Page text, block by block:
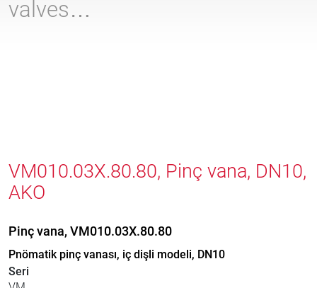
valves…
VM010.03X.80.80, Pinç vana, DN10,
AKO
Pinç vana, VM010.03X.80.80
Pnömatik pinç vanası, iç dişli modeli, DN10
Seri